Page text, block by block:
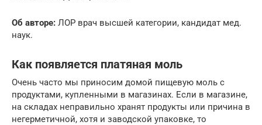
Об авторе: ЛОР врач высшей категории, кандидат мед.
наук.
Как появляется платяная моль
Очень часто мы приносим домой пищевую моль с
продуктами, купленными в магазинах. Если в магазине,
на складах неправильно хранят продукты или причина в
негерметичной, хотя и заводской упаковке, то